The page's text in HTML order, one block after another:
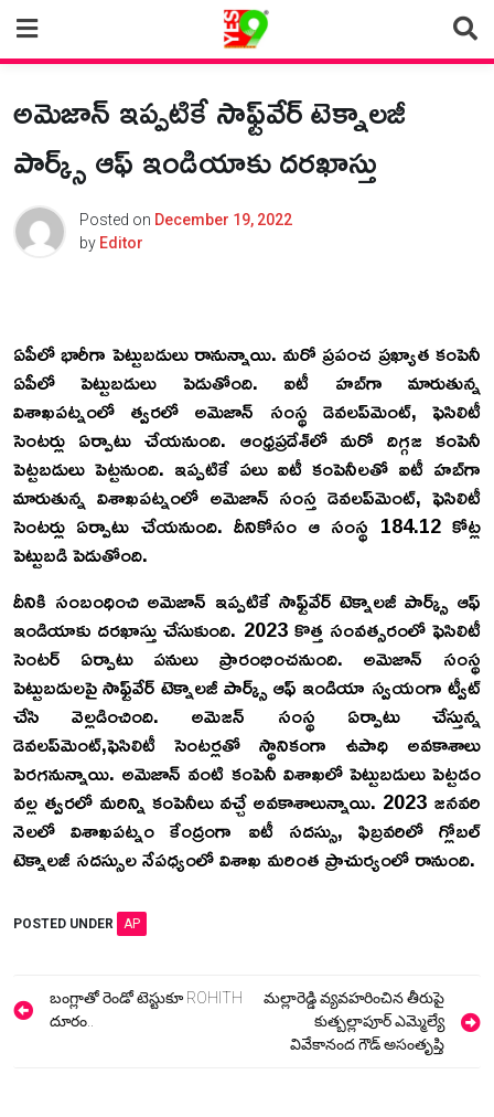
content
అమెజాన్ ఇప్పటికే సాఫ్ట్‌వేర్ టెక్నాలజీ
పార్క్స్ ఆఫ్ ఇండియాకు దరఖాస్తు
Posted on December 19, 2022
by Editor
ఏపీలో భారీగా పెట్టుబడులు రానున్నాయి. మరో ప్రపంచ ప్రఖ్యాత కంపెనీ
ఏపీలో పెట్టుబడులు పెడుతోంది. ఐటీ హబ్‌గా మారుతున్న
విశాఖపట్నంలో త్వరలో అమెజాన్ సంస్థ డెవలప్‌మెంట్, ఫెసిలిటీ
సెంటర్లు ఏర్పాటు చేయనుంది. ఆంధ్రప్రదేశ్‌లో మరో దిగ్గజ కంపెనీ
పెట్టబడులు పెట్టనుంది. ఇప్పటికే పలు ఐటీ కంపెనీలతో ఐటీ హబ్‌గా
మారుతున్న విశాఖపట్నంలో అమెజాన్ సంస్త డెవలప్‌మెంట్, ఫెసిలిటీ
సెంటర్లు ఏర్పాటు చేయనుంది. దీనికోసం ఆ సంస్థ 184.12 కోట్ల
పెట్టుబడి పెడుతోంది.
దీనికి సంబంధించి అమెజాన్ ఇప్పటికే సాఫ్ట్‌వేర్ టెక్నాలజీ పార్క్స్ ఆఫ్
ఇండియాకు దరఖాస్తు చేసుకుంది. 2023 కొత్త సంవత్సరంలో ఫెసిలిటీ
సెంటర్ ఏర్పాటు పనులు ప్రారంభించనుంది. అమెజాన్ సంస్థ
పెట్టుబడులపై సాఫ్ట్‌వేర్ టెక్నాలజీ పార్క్స్ ఆఫ్ ఇండియా స్వయంగా ట్వీట్
చేసి వెల్లడించింది. అమెజన్ సంస్థ ఏర్పాటు చేస్తున్న
డెవలప్‌మెంట్,ఫెసిలిటీ సెంటర్లతో స్థానికంగా ఉపాధి అవకాశాలు
పెరగనున్నాయి. అమెజాన్ వంటి కంపెనీ విశాఖలో పెట్టుబడులు పెట్టడం
వల్ల త్వరలో మరిన్ని కంపెనీలు వచ్చే అవకాశాలున్నాయి. 2023 జనవరి
నెలలో విశాఖపట్నం కేంద్రంగా ఐటీ సదస్సు, ఫిబ్రవరిలో గ్లోబల్
టెక్నాలజీ సదస్సుల నేపధ్యంలో విశాఖ మరింత ప్రాచుర్యంలో రానుంది.
POSTED UNDER AP
Post
navigation
బంగ్లాతో రెండో టెస్టుకూ ROHITH
దూరం..
మల్లారెడ్డి వ్యవహరించిన తీరుపై
కుత్బల్లాపూర్ ఎమ్మెల్యే
వివేకానంద గౌడ్ అసంతృప్తి